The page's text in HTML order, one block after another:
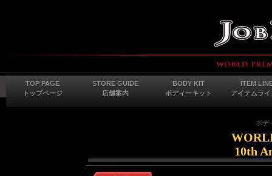
TOP PAGE
トップページ
STORE GUIDE
店舗案内
BODY KIT
ボディーキット
ITEM
アイテムラ
ボデ
10th